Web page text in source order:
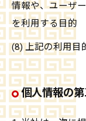
情報や、ユーザ
を利用する目的
(8) 上記の利用目
個人情報の